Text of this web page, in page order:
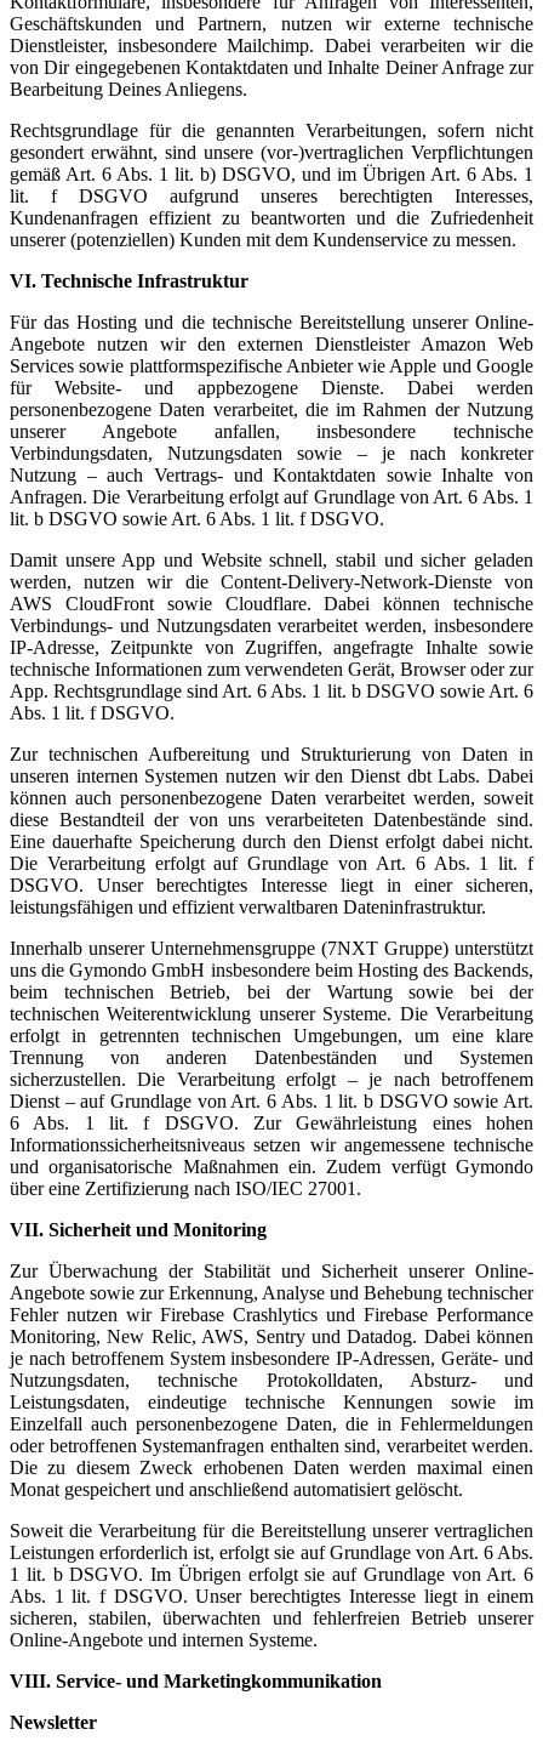
Geschäftskunden und Partnern, nutzen wir externe technische
Dienstleister, insbesondere Mailchimp. Dabei verarbeiten wir die
von Dir eingegebenen Kontaktdaten und Inhalte Deiner Anfrage zur
Bearbeitung Deines Anliegens.
Rechtsgrundlage für die genannten Verarbeitungen, sofern nicht
gesondert erwähnt, sind unsere (vor-)vertraglichen Verpflichtungen
gemäß Art. 6 Abs. 1 lit. b) DSGVO, und im Übrigen Art. 6 Abs. 1
lit. f DSGVO aufgrund unseres berechtigten Interesses,
Kundenanfragen effizient zu beantworten und die Zufriedenheit
unserer (potenziellen) Kunden mit dem Kundenservice zu messen.
VI. Technische Infrastruktur
Für das Hosting und die technische Bereitstellung unserer Online-
Angebote nutzen wir den externen Dienstleister Amazon Web
Services sowie plattformspezifische Anbieter wie Apple und Google
für Website- und appbezogene Dienste. Dabei werden
personenbezogene Daten verarbeitet, die im Rahmen der Nutzung
unserer Angebote anfallen, insbesondere technische
Verbindungsdaten, Nutzungsdaten sowie – je nach konkreter
Nutzung – auch Vertrags- und Kontaktdaten sowie Inhalte von
Anfragen. Die Verarbeitung erfolgt auf Grundlage von Art. 6 Abs. 1
lit. b DSGVO sowie Art. 6 Abs. 1 lit. f DSGVO.
Damit unsere App und Website schnell, stabil und sicher geladen
werden, nutzen wir die Content-Delivery-Network-Dienste von
AWS CloudFront sowie Cloudflare. Dabei können technische
Verbindungs- und Nutzungsdaten verarbeitet werden, insbesondere
IP-Adresse, Zeitpunkte von Zugriffen, angefragte Inhalte sowie
technische Informationen zum verwendeten Gerät, Browser oder zur
App. Rechtsgrundlage sind Art. 6 Abs. 1 lit. b DSGVO sowie Art. 6
Abs. 1 lit. f DSGVO.
Zur technischen Aufbereitung und Strukturierung von Daten in
unseren internen Systemen nutzen wir den Dienst dbt Labs. Dabei
können auch personenbezogene Daten verarbeitet werden, soweit
diese Bestandteil der von uns verarbeiteten Datenbestände sind.
Eine dauerhafte Speicherung durch den Dienst erfolgt dabei nicht.
Die Verarbeitung erfolgt auf Grundlage von Art. 6 Abs. 1 lit. f
DSGVO. Unser berechtigtes Interesse liegt in einer sicheren,
leistungsfähigen und effizient verwaltbaren Dateninfrastruktur.
Innerhalb unserer Unternehmensgruppe (7NXT Gruppe) unterstützt
uns die Gymondo GmbH insbesondere beim Hosting des Backends,
beim technischen Betrieb, bei der Wartung sowie bei der
technischen Weiterentwicklung unserer Systeme. Die Verarbeitung
erfolgt in getrennten technischen Umgebungen, um eine klare
Trennung von anderen Datenbeständen und Systemen
sicherzustellen. Die Verarbeitung erfolgt – je nach betroffenem
Dienst – auf Grundlage von Art. 6 Abs. 1 lit. b DSGVO sowie Art.
6 Abs. 1 lit. f DSGVO. Zur Gewährleistung eines hohen
Informationssicherheitsniveaus setzen wir angemessene technische
und organisatorische Maßnahmen ein. Zudem verfügt Gymondo
über eine Zertifizierung nach ISO/IEC 27001.
VII. Sicherheit und Monitoring
Zur Überwachung der Stabilität und Sicherheit unserer Online-
Angebote sowie zur Erkennung, Analyse und Behebung technischer
Fehler nutzen wir Firebase Crashlytics und Firebase Performance
Monitoring, New Relic, AWS, Sentry und Datadog. Dabei können
je nach betroffenem System insbesondere IP-Adressen, Geräte- und
Nutzungsdaten, technische Protokolldaten, Absturz- und
Leistungsdaten, eindeutige technische Kennungen sowie im
Einzelfall auch personenbezogene Daten, die in Fehlermeldungen
oder betroffenen Systemanfragen enthalten sind, verarbeitet werden.
Die zu diesem Zweck erhobenen Daten werden maximal einen
Monat gespeichert und anschließend automatisiert gelöscht.
Soweit die Verarbeitung für die Bereitstellung unserer vertraglichen
Leistungen erforderlich ist, erfolgt sie auf Grundlage von Art. 6 Abs.
1 lit. b DSGVO. Im Übrigen erfolgt sie auf Grundlage von Art. 6
Abs. 1 lit. f DSGVO. Unser berechtigtes Interesse liegt in einem
sicheren, stabilen, überwachten und fehlerfreien Betrieb unserer
Online-Angebote und internen Systeme.
VIII. Service- und Marketingkommunikation
Newsletter